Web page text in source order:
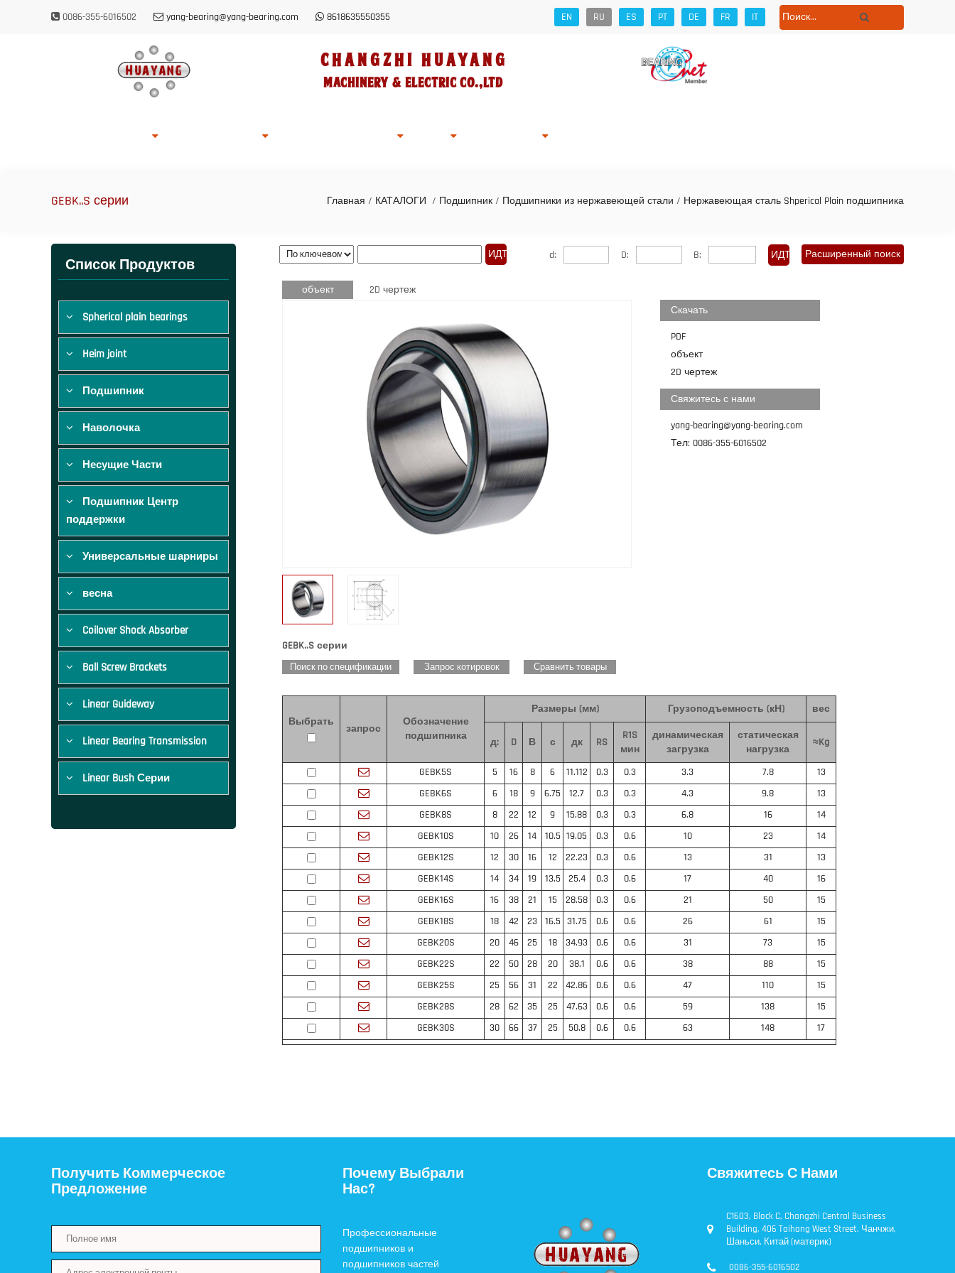
0086-355-6016502 yang-bearing@yang-bearing.com 8618635550355 EN RU ES PT DE FR IT
Changzhi HUAYANG
Machinery & Electric Co.,Ltd
GEBK..S серии Главная / КАТАЛОГИ / Подшипник / Подшипники из нержавеющей стали / Нержавеющая сталь Shperical Plain подшипника
Список Продуктов
Spherical plain bearings
Heim joint
Подшипник
Наволочка
Несущие Части
Подшипник Центр
поддержки
Универсальные шарниры
весна
Coilover Shock Absorber
Ball Screw Brackets
Linear Guideway
Linear Bearing Transmission
Linear Bush Серии
d: D: B: Расширенный поиск
объект
2D чертеж
Скачать
PDF
объект
2D чертеж
Свяжитесь с нами
yang-bearing@yang-bearing.com
Тел: 0086-355-6016502
GEBK..S серии
Поиск по спецификации Запрос котировок Сравнить товары
Выбрать
запрос
Обозначение
подшипника
Размеры (мм) Грузоподъемность (кН) вес
д: D В с дк RS
R1S
мин
динамическая
загрузка
статическая
нагрузка
≈Kg
GEBK5S 5 16 8 6 11.112 0.3 0.3 3.3 7.8
13
GEBK6S
6 18 9 6.75 12.7 0.3 0.3 4.3 9.8
13
GEBK8S
8 22 12 9 15.88 0.3 0.3 6.8 16
14
GEBK10S
10 26 14 10.5 19.05 0.3 0.6 10 23
14
GEBK12S
12 30 16 12 22.23 0.3 0.6 13 31
13
GEBK14S
14 34 19 13.5 25.4 0.3 0.6 17 40
16
GEBK16S
16 38 21 15 28.58 0.3 0.6 21 50
15
GEBK18S
18 42 23 16.5 31.75 0.6 0.6 26 61
15
GEBK20S
20 46 25 18 34.93 0.6 0.6 31 73
15
GEBK22S
22 50 28 20 38.1 0.6 0.6 38 88
15
GEBK25S
25 56 31 22 42.86 0.6 0.6 47 110
15
GEBK28S
28 62 35 25 47.63 0.6 0.6 59 138
15
GEBK30S
30 66 37 25 50.8 0.6 0.6 63 148 17
Получить Коммерческое
Предложение
Почему Выбрали
Нас?
Профессиональные
подшипников и
подшипников частей
Свяжитесь С Нами
C1603, Block C, Changzhi Central Business
Building, 406 Taihang West Street, Чанчжи,
Шаньси, Китай (материк)
0086-355-6016502